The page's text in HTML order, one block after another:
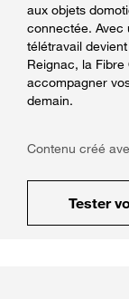
aux objets
connectée. Avec
télétravail
Reignac, la Fibre
accompagner
demain.
Contenu créé
Tester